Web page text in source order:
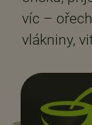
víc –
vlákniny,